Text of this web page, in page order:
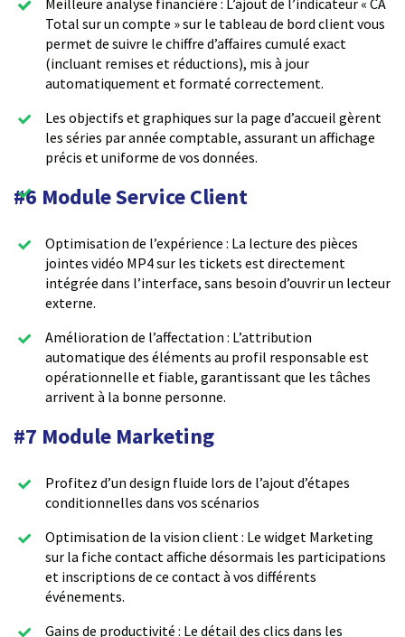
Meilleure analyse financière : L’ajout de l’indicateur « CA
Total sur un compte » sur le tableau de bord client vous
permet de suivre le chiffre d’affaires cumulé exact
(incluant remises et réductions), mis à jour
automatiquement et formaté correctement.
Les objectifs et graphiques sur la page d’accueil gèrent
les séries par année comptable, assurant un affichage
précis et uniforme de vos données.
#6 Module Service Client
Optimisation de l’expérience : La lecture des pièces
jointes vidéo MP4 sur les tickets est directement
intégrée dans l’interface, sans besoin d’ouvrir un lecteur
externe.
Amélioration de l’affectation : L’attribution
automatique des éléments au profil responsable est
opérationnelle et fiable, garantissant que les tâches
arrivent à la bonne personne.
#7 Module Marketing
Profitez d’un design fluide lors de l’ajout d’étapes
conditionnelles dans vos scénarios
Optimisation de la vision client : Le widget Marketing
sur la fiche contact affiche désormais les participations
et inscriptions de ce contact à vos différents
événements.
Gains de productivité : Le détail des clics dans les